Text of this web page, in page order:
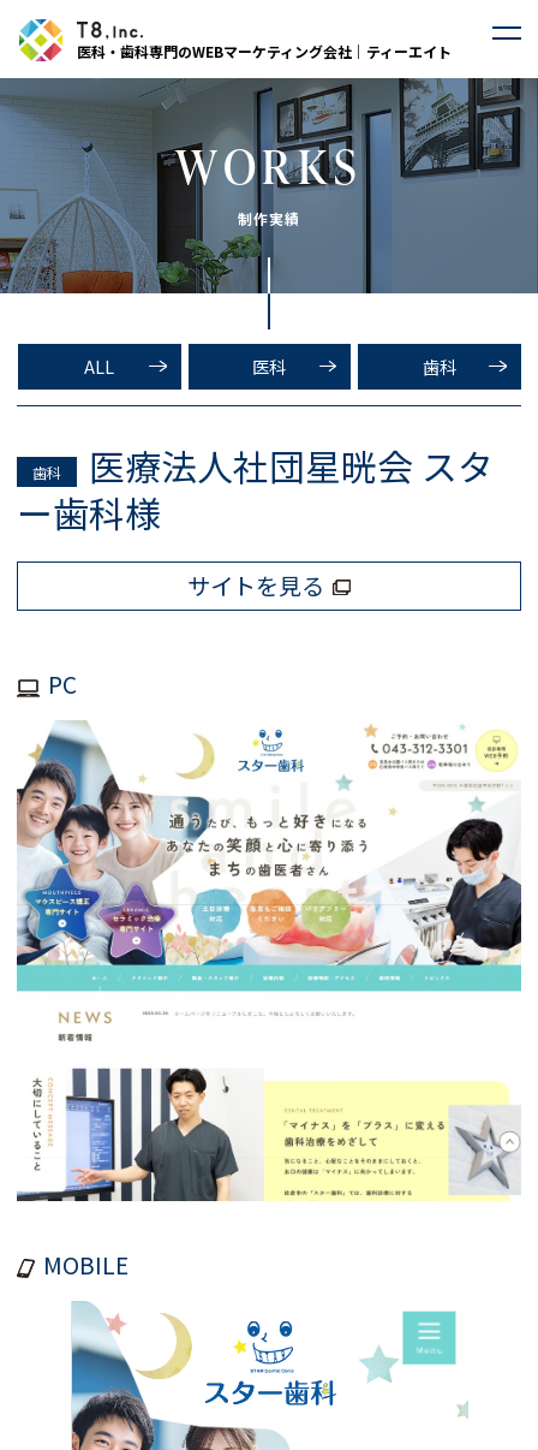
医科・歯科専門のWEBマーケティング会社｜ティーエイト
WORKS
制作実績
ALL 医科 歯科
歯科
医療法人社団星晄会 スタ
ー歯科様
サイトを見る
PC
MOBILE